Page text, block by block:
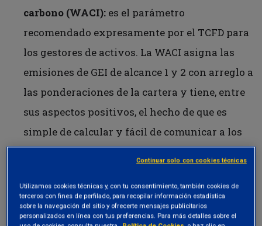
carbono (WACI): es el parámetro
recomendado expresamente por el TCFD para
los gestores de activos. La WACI asigna las
emisiones de GEI de alcance 1 y 2 con arreglo a
las ponderaciones de la cartera y tiene, entre
sus aspectos positivos, el hecho de que es
simple de calcular y fácil de comunicar a los
inversores y, en particular, que puede
no depende del enfoque de propiedad. Toda
referencia a la intensidad en carbono en el
Utilizamos cookies técnicas y, con tu consentimiento, también cookies de
terceros con fines de perfilado, para recopilar información estadística
sobre la navegación del sitio y ofrecerte mensajes publicitarios
personalizados en línea con tus preferencias. Para más detalles sobre el
Continuar solo con cookies técnicas